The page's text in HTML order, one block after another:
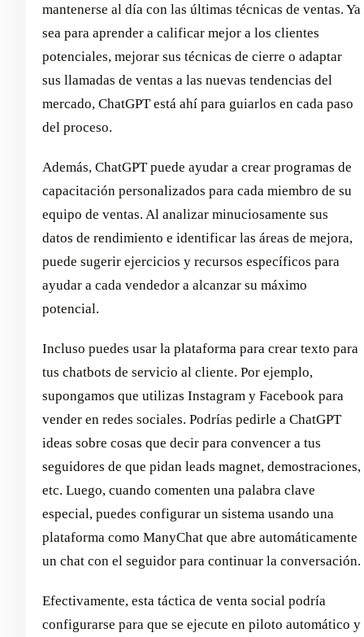
mantenerse al día con las últimas técnicas de ventas. Ya
sea para aprender a calificar mejor a los clientes
potenciales, mejorar sus técnicas de cierre o adaptar
sus llamadas de ventas a las nuevas tendencias del
mercado, ChatGPT está ahí para guiarlos en cada paso
del proceso.
Además, ChatGPT puede ayudar a crear programas de
capacitación personalizados para cada miembro de su
equipo de ventas. Al analizar minuciosamente sus
datos de rendimiento e identificar las áreas de mejora,
puede sugerir ejercicios y recursos específicos para
ayudar a cada vendedor a alcanzar su máximo
potencial.
Incluso puedes usar la plataforma para crear texto para
tus chatbots de servicio al cliente. Por ejemplo,
supongamos que utilizas Instagram y Facebook para
vender en redes sociales. Podrías pedirle a ChatGPT
ideas sobre cosas que decir para convencer a tus
seguidores de que pidan leads magnet, demostraciones,
etc. Luego, cuando comenten una palabra clave
especial, puedes configurar un sistema usando una
plataforma como ManyChat que abre automáticamente
un chat con el seguidor para continuar la conversación.
Efectivamente, esta táctica de venta social podría
configurarse para que se ejecute en piloto automático y